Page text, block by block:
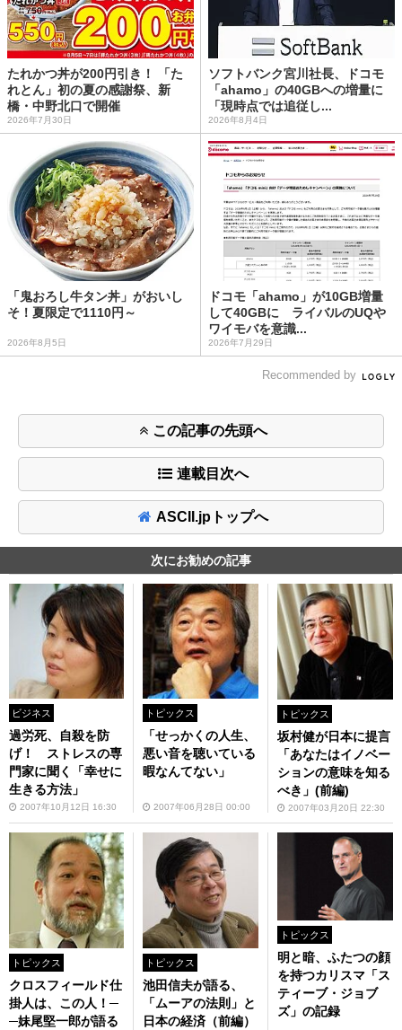
たれかつ丼が200円引き！ 「た
れとん」初の夏の感謝祭、新
橋・中野北口で開催
2026年7月30日
ソフトバンク宮川社長、ドコモ
「ahamo」の40GBへの増量に
「現時点では追従し...
2026年8月4日
「鬼おろし牛タン丼」がおいし
そ！夏限定で1110円～
2026年8月5日
ドコモ「ahamo」が10GB増量
して40GBに ライバルのUQや
ワイモバを意識...
2026年7月29日
Recommended by
この記事の先頭へ
連載目次へ
ASCII.jpトップへ
次にお勧めの記事
ビジネス
過労死、自殺を防
げ！ ストレスの専
門家に聞く「幸せに
生きる方法」
2007年10月12日 16:30
トピックス
「せっかくの人生、
悪い音を聴いている
暇なんてない」
2007年06月28日 00:00
トピックス
坂村健が日本に提言
「あなたはイノベー
ションの意味を知る
べき」(前編)
2007年03月20日 22:30
トピックス
クロスフィールド仕
掛人は、この人！─
─妹尾堅一郎が語る
トピックス
池田信夫が語る、
「ムーアの法則」と
日本の経済（前編）
トピックス
明と暗、ふたつの顔
を持つカリスマ「ス
ティーブ・ジョブ
ズ」の記録